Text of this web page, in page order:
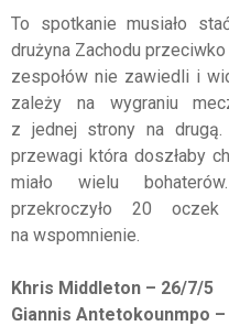
To spotkanie musiało
drużyna Zachodu
zespołów nie zawiedli i
zależy na wygraniu
z jednej strony na
przewagi która doszłaby
miało wielu
przekroczyło 20
na wspomnienie.
Khris Middleton – 26/7/5
Giannis Antetokounmpo